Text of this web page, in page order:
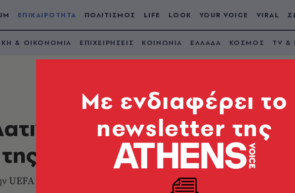
ΕΠΙΚΑΙΡΟΤΗΤΑ ΠΟΛΙΤΙΣΜΟΣ LIFE LOOK YOUR VOICE VIRAL
& ΟΙΚΟΝΟΜΙΑ ΕΠΙΧΕΙΡΗΣΕΙΣ ΚΟΙΝΩΝΙΑ ΕΛΛΑΔΑ ΚΟΣΜΟΣ TV &
κατέθεσε μήνυση
FIFA, Τζιάνι Ινφαντίνο
UEFA
Mε ενδιαφέρει το
newsletter της